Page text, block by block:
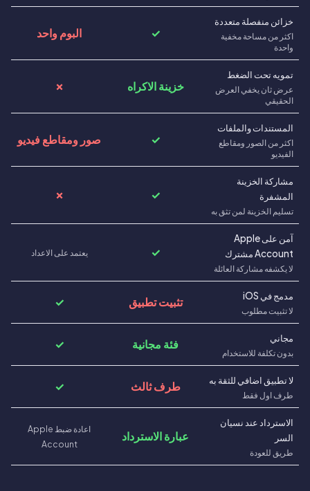
خزائن منفصلة متعددة
اكثر من مساحة مخفية
واحدة
✓ البوم واحد
تمويه تحت الضغط
عرض ثان يخفي العرض
الحقيقي
خزينة الاكراه ✗
المستندات والملفات
اكثر من الصور ومقاطع
الفيديو
✓ صور ومقاطع فيديو
مشاركة الخزينة
المشفرة
تسليم الخزينة لمن تثق به
✓
✗
آمن على Apple
Account مشترك
لا يكشفه مشاركة العائلة
✓ يعتمد على الاعداد
مدمج في iOS
لا تثبيت مطلوب
تثبيت تطبيق ✓
مجاني
بدون تكلفة للاستخدام
فئة مجانية ✓
لا تطبيق اضافي للثقة به
طرف اول فقط
طرف ثالث ✓
الاسترداد عند نسيان
السر
طريق للعودة
عبارة الاسترداد
اعادة ضبط Apple
Account